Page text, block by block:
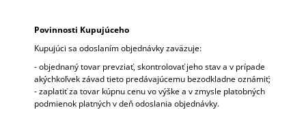
Povinnosti Kupujúceho
Kupujúci sa odoslaním objednávky zaväzuje:
- objednaný tovar prevziať, skontrolovať jeho stav a v prípade
akýchkoľvek závad tieto predávajúcemu bezodkladne oznámiť;
- zaplatiť za tovar kúpnu cenu vo výške a v zmysle platobných
podmienok platných v deň odoslania objednávky.